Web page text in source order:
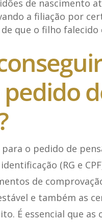
de nascimento
a filiação por
que o filho
o pedido de
(RG e
de
e também as
É essencial que as